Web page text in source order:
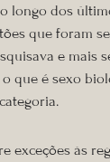
longo dos
que foram
e mais
que é sexo
exceções às